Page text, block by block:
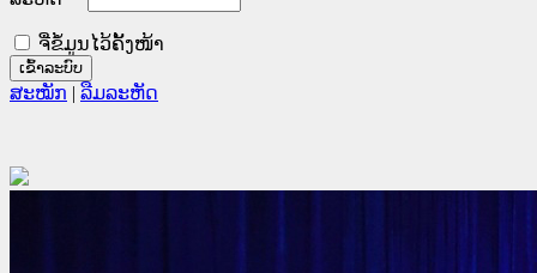
ຈື່ຂໍ້ມູນໄວ້ຄັ້ງໜ້າ
ສະໝັກ | ລືມລະຫັດ